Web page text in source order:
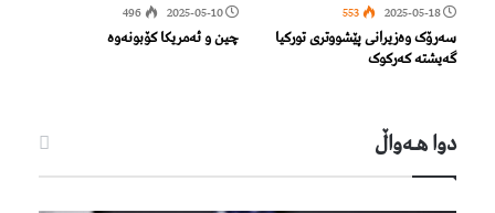
2025-05-18
553
سەرۆک وەزیرانی پێشووتری تورکیا
گەیشتە کەرکوک
2025-05-10
496
چین و ئەمریکا کۆبونەوە
دوا هـه‌واڵ